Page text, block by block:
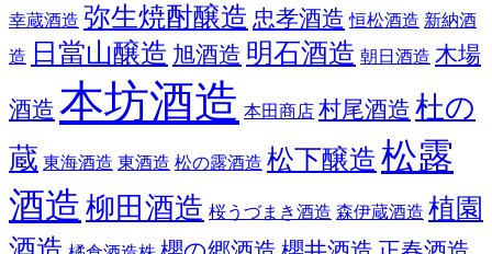
幸蔵酒造 弥生焼酎醸造 忠孝酒造 恒松酒造 新納酒
造 日當山醸造 旭酒造 明石酒造 朝日酒造 木場
酒造 本坊酒造 本田商店 村尾酒造 杜の
蔵 東海酒造 東酒造 松の露酒造 松下醸造 松露
酒造 柳田酒造 桜うづまき酒造 森伊蔵酒造 植園